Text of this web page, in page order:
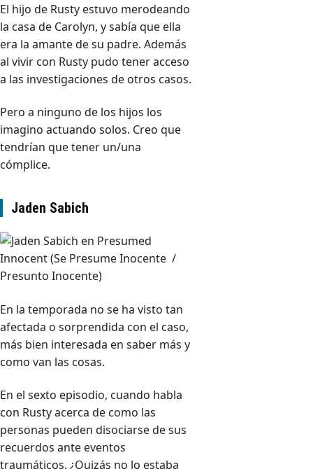
El hijo de Rusty estuvo merodeando
la casa de Carolyn, y sabía que ella
era la amante de su padre. Además
al vivir con Rusty pudo tener acceso
a las investigaciones de otros casos.
Pero a ninguno de los hijos los
imagino actuando solos. Creo que
tendrían que tener un/una
cómplice.
Jaden Sabich
En la temporada no se ha visto tan
afectada o sorprendida con el caso,
más bien interesada en saber más y
como van las cosas.
En el sexto episodio, cuando habla
con Rusty acerca de como las
personas pueden disociarse de sus
recuerdos ante eventos
traumáticos. ¿Quizás no lo estaba